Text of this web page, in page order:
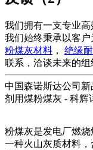
我们拥有一支专业高
我们始终秉承以客
粉煤灰材料 ， 绝缘
联系，洽谈未来的组
中国森诺斯达公司
剂用煤粉煤灰 - 科辉
粉煤灰是发电厂燃
一种火山灰质材料